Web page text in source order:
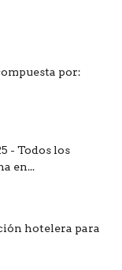
por:
- Todos los
en...
hotelera para